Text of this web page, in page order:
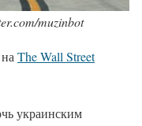
muzinbot
The Wall Street
украинским